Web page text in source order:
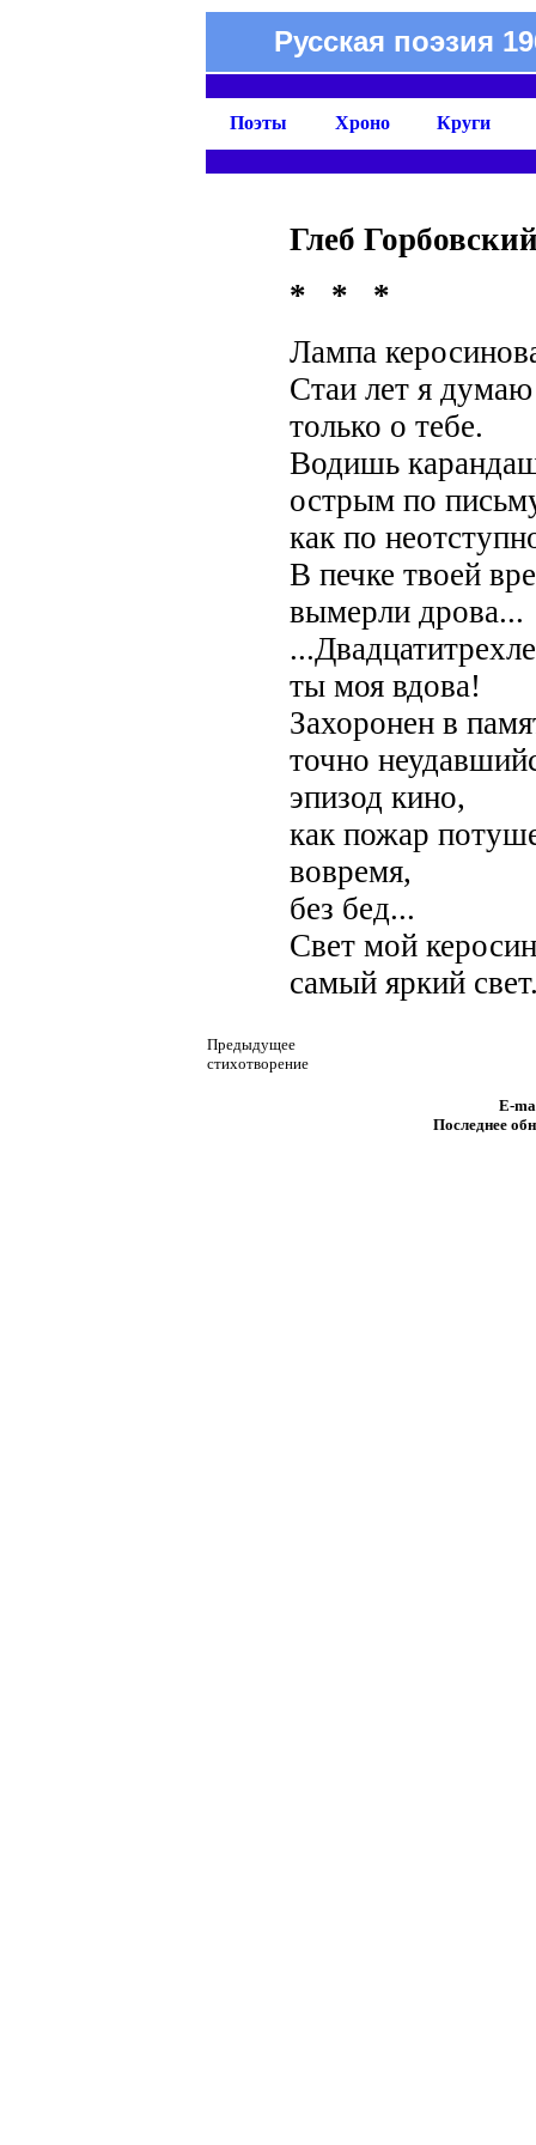
Русская поэзия
Поэты Хроно Круги
Глеб
* * *
Лампа
Стаи лет я думаю
только о тебе.
Водишь
острым по
как по
В печке твоей
вымерли дрова...
ты моя вдова!
Захоронен в
точно
эпизод кино,
как пожар
вовремя,
без бед...
Свет мой
самый яркий
Предыдущее
стихотворение
E-
Последнее